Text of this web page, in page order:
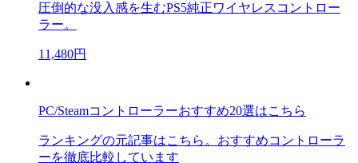
圧倒的な没入感を生むPS5純正ワイヤレスコントロー
ラー。
11,480円
PC/Steamコントローラーおすすめ20選はこちら
ランキングの元記事はこちら。おすすめコントローラ
ーを徹底比較しています